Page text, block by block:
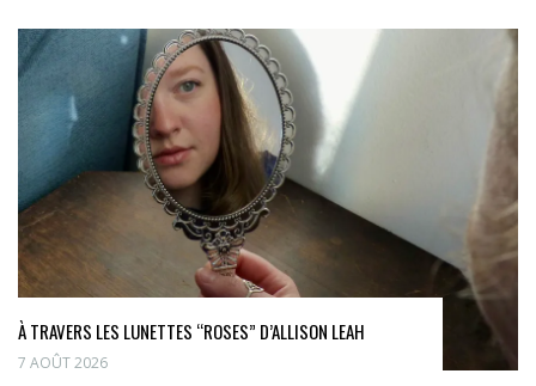
À TRAVERS LES LUNETTES “ROSES” D’ALLISON LEAH
7 AOÛT 2026